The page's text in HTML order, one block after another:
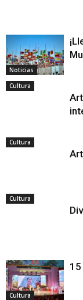
Noticias
Cultura
Cultura
Cultura
Cultura